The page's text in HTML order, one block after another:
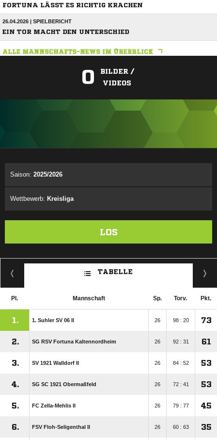
FORTUNA LÄSST ES RICHTIG KRACHEN
26.04.2026 | SPIELBERICHT
EIN TOR MACHT DEN UNTERSCHIED
ALLE MANNSCHAFTS-NEWS IM ÜBERBLICK
0
BILDER /
VIDEOS
Saison: 2025/2026
Wettbewerb: Kreisliga
LOS
TABELLE
Pl. Mannschaft Sp. Torv. Pkt.
1. 1. Suhler SV 06 II 26 98 : 20 73
2. SG RSV Fortuna Kaltennordheim 26 92 : 31 61
3. SV 1921 Walldorf II 26 84 : 52 53
4. SG SC 1921 Obermaßfeld 26 72 : 41 53
5. FC Zella-Mehlis II 26 79 : 77 45
6. FSV Floh-Seligenthal II 26 60 : 63 35